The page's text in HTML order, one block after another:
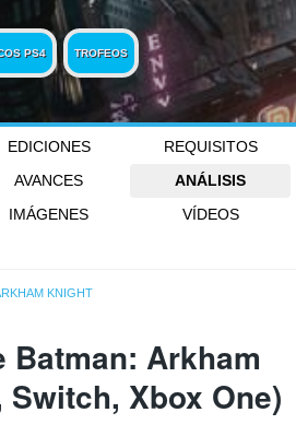
PS4 TROFEOS
EDICIONES
REQUISITOS
AVANCES
ANÁLISIS
IMÁGENES
VÍDEOS
KNIGHT
Batman: Arkham
Switch, Xbox One)